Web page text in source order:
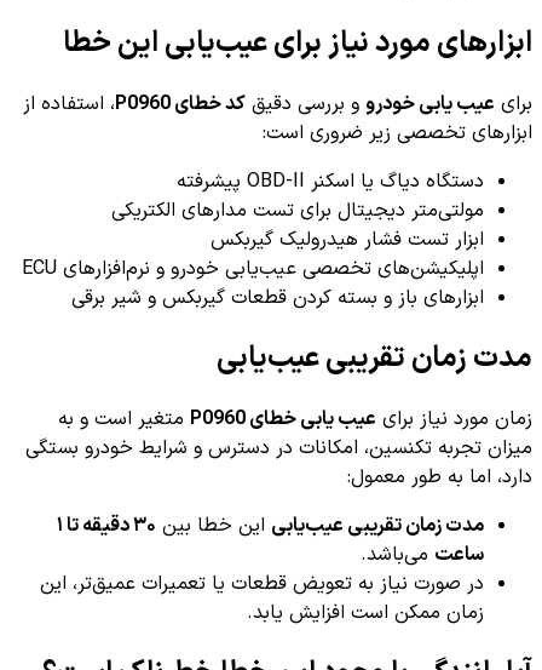
ابزارهای مورد نیاز برای عیب‌یابی این خطا
برای عیب یابی خودرو و بررسی دقیق کد خطای P0960
، استفاده از
ابزارهای تخصصی زیر ضروری است:
دستگاه دیاگ یا اسکنر OBD-II پیشرفته
مولتی‌متر دیجیتال برای تست مدارهای الکتریکی
ابزار تست فشار هیدرولیک گیربکس
اپلیکیشن‌های تخصصی عیب‌یابی خودرو و نرم‌افزارهای ECU
ابزارهای باز و بسته کردن قطعات گیربکس و شیر برقی
مدت زمان تقریبی عیب‌یابی
زمان مورد نیاز برای عیب یابی خطای P0960
متغیر است و به
میزان تجربه تکنسین، امکانات در دسترس و شرایط خودرو بستگی
دارد، اما به طور معمول:
مدت زمان تقریبی عیب‌یابی این خطا بین
۳۰ دقیقه تا ۱
ساعت می‌باشد.
در صورت نیاز به تعویض قطعات یا تعمیرات عمیق‌تر، این
زمان ممکن است افزایش یابد.